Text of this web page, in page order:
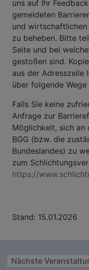
uns auf Ihr
gemeldeten
und
zu beheben. Bitte
Seite und bei
gestoßen sind.
aus der Adresszeile
über folgende Wege
Falls Sie keine
Anfrage zur
Möglichkeit, sich an
BGG (bzw. die
Bundeslandes) zu
zum
https://
Stand: 15.01.2026
Nächste